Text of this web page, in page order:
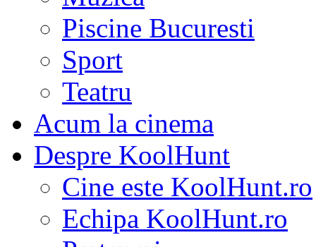
Piscine Bucuresti
Sport
Teatru
Acum la cinema
Despre KoolHunt
Cine este KoolHunt.ro
Echipa KoolHunt.ro